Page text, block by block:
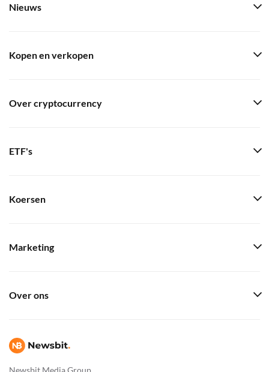
Newsbit Media Group
Nieuws
Kopen en verkopen
Over cryptocurrency
ETF's
Koersen
Marketing
Over ons